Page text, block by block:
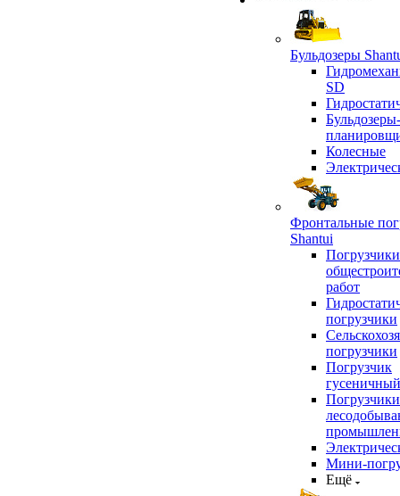
Бульдозеры
SD
Бульдозеры-
Колесные
Фронтальные
Shantui
работ
погрузчики
погрузчики
Погрузчик
гусеничный
Мини-
Ещё